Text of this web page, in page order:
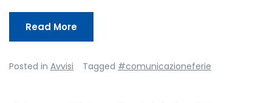
Read More
Posted in Avvisi Tagged #comunicazioneferie